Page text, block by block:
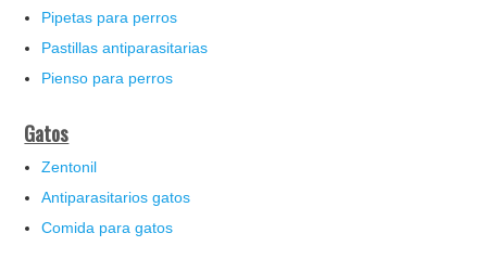
Pipetas para perros
Pastillas antiparasitarias
Pienso para perros
Gatos
Zentonil
Antiparasitarios gatos
Comida para gatos